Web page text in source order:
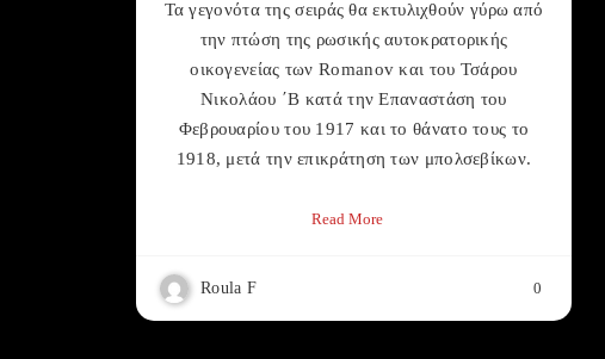
Τα γεγονότα της σειράς θα εκτυλιχθούν γύρω από
την πτώση της ρωσικής αυτοκρατορικής
οικογενείας των Romanov και του Τσάρου
Νικολάου ΄Β κατά την Επαναστάση του
Φεβρουαρίου του 1917 και το θάνατο τους το
1918, μετά την επικράτηση των μπολσεβίκων.
Read More
Roula F 0